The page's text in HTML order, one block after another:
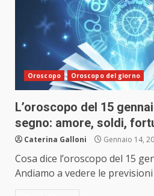
Oroscopo Oroscopo del giorno
L’oroscopo del 15
segno: amore, soldi,
Caterina Galloni Gennaio 14,
Cosa dice l’oroscopo del 15
Andiamo a vedere le previsioni